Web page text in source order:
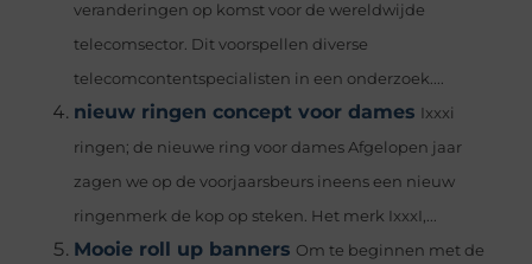
veranderingen op komst voor de wereldwijde
telecomsector. Dit voorspellen diverse
telecomcontentspecialisten in een onderzoek....
nieuw ringen concept voor dames Ixxxi
ringen; de nieuwe ring voor dames Afgelopen jaar
zagen we op de voorjaarsbeurs ineens een nieuw
ringenmerk de kop op steken. Het merk IxxxI,...
Mooie roll up banners Om te beginnen met de